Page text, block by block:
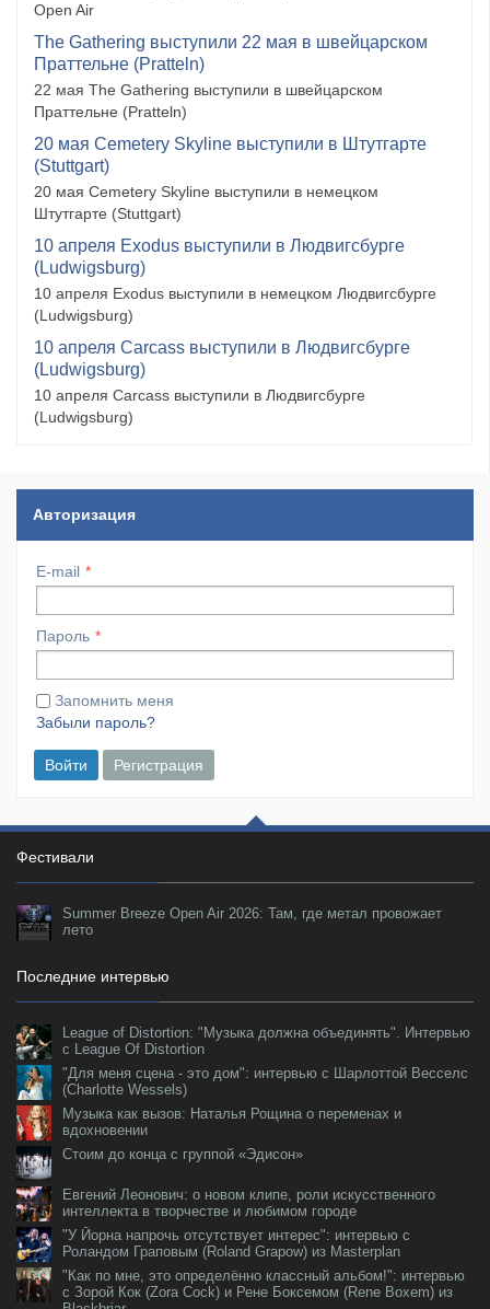
Open Air
The Gathering выступили 22 мая в швейцарском
Праттельне (Pratteln)
22 мая The Gathering выступили в швейцарском
Праттельне (Pratteln)
20 мая Cemetery Skyline выступили в Штутгарте
(Stuttgart)
20 мая Cemetery Skyline выступили в немецком
Штутгарте (Stuttgart)
10 апреля Exodus выступили в Людвигсбурге
(Ludwigsburg)
10 апреля Exodus выступили в немецком Людвигсбурге
(Ludwigsburg)
10 апреля Carcass выступили в Людвигсбурге
(Ludwigsburg)
10 апреля Carcass выступили в Людвигсбурге
(Ludwigsburg)
Авторизация
E-mail
Пароль
Запомнить меня
Забыли пароль?
Войти Регистрация
Фестивали
Summer Breeze Open Air 2026: Там, где метал провожает
лето
Последние интервью
League of Distortion: "Музыка должна объединять". Интервью
с League Of Distortion
"Для меня сцена - это дом": интервью с Шарлоттой Весселс
(Charlotte Wessels)
Музыка как вызов: Наталья Рощина о переменах и
вдохновении
Стоим до конца с группой «Эдисон»
Евгений Леонович: о новом клипе, роли искусственного
интеллекта в творчестве и любимом городе
"У Йорна напрочь отсутствует интерес": интервью с
Роландом Граповым (Roland Grapow) из Masterplan
"Как по мне, это определённо классный альбом!": интервью
с Зорой Кок (Zora Cock) и Рене Боксемом (Rene Boxem) из